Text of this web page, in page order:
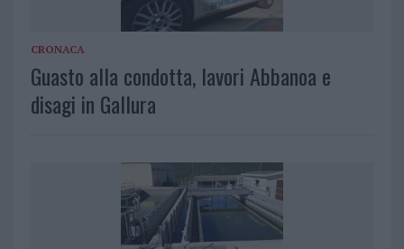
CRONACA
Guasto alla condotta, lavori Abbanoa e
disagi in Gallura